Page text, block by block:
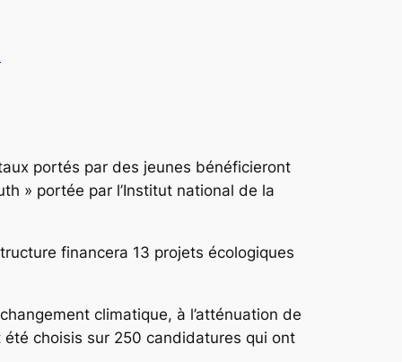
portés par des jeunes bénéficieront
» portée par l’Institut national de la
financera 13 projets écologiques
climatique, à l’atténuation de
choisis sur 250 candidatures qui ont